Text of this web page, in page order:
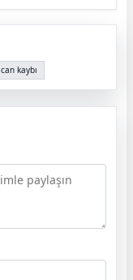
can kaybı